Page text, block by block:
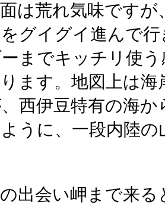
は荒れ気味です
グイグイ進んで
ーまでキッチリ使
ます。地図上は
西伊豆特有の海
うに、一段内陸
の出会い岬まで来